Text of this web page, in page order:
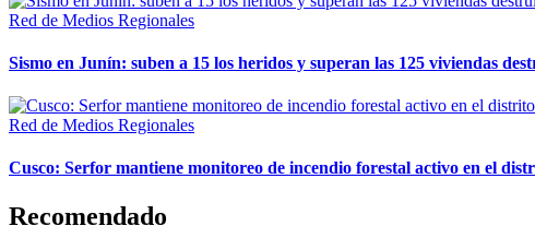
Red de Medios Regionales
Sismo en Junín: suben a 15 los heridos y superan las 125 viviendas
Red de Medios Regionales
Cusco: Serfor mantiene monitoreo de incendio forestal activo en el
Recomendado